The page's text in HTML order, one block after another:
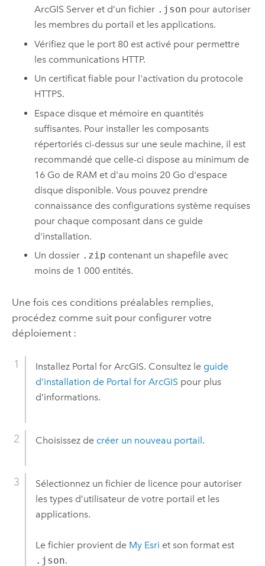
ArcGIS Server et d’un fichier .json pour autoriser
les membres du portail et les applications.
Vérifiez que le port 80 est activé pour permettre
les communications HTTP.
Un certificat fiable pour l'activation du protocole
HTTPS.
Espace disque et mémoire en quantités
suffisantes. Pour installer les composants
répertoriés ci-dessus sur une seule machine, il est
recommandé que celle-ci dispose au minimum de
16 Go de RAM et d'au moins 20 Go d'espace
disque disponible. Vous pouvez prendre
connaissance des configurations système requises
pour chaque composant dans ce guide
d'installation.
Un dossier .zip contenant un shapefile avec
moins de 1 000 entités.
Une fois ces conditions préalables remplies,
procédez comme suit pour configurer votre
déploiement :
Installez Portal for ArcGIS. Consultez le guide
d’installation de Portal for ArcGIS pour plus
d’informations.
Choisissez de créer un nouveau portail.
Sélectionnez un fichier de licence pour autoriser
les types d’utilisateur de votre portail et les
applications.
Le fichier provient de My Esri et son format est
.json.